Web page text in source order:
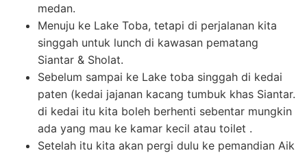
medan.
Menuju ke Lake Toba, tetapi di perjalanan kita
singgah untuk lunch di kawasan pematang
Siantar & Sholat.
Sebelum sampai ke Lake toba singgah di kedai
paten (kedai jajanan kacang tumbuk khas Siantar.
di kedai itu kita boleh berhenti sebentar mungkin
ada yang mau ke kamar kecil atau toilet .
Setelah itu kita akan pergi dulu ke pemandian Aik